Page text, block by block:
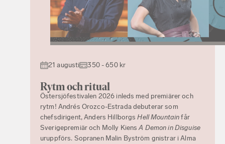
21 augusti 350 - 650 kr
Rytm och ritual
Östersjöfestivalen 2026 inleds med premiärer och
rytm! Andrés Orozco-Estrada debuterar som
chefsdirigent, Anders HillborgsHell Mountainfår
Sverigepremiär och Molly KiensA Demon in Disguise
uruppförs. Sopranen Malin Byström gnistrar i Alma